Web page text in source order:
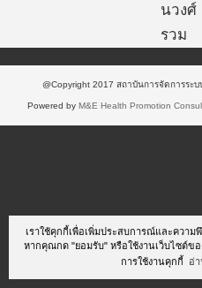
เราใช้คุกกี้เพื่อเพิ่มประสบการณ์และความ
หากคุณกด "ยอมรับ" หรือใช้งานเว็บไซต์ข
การใช้งานคุกกี้
อ่
นวงศ์
รวม
@Copyright 2017 สถาบันการจัดการร
Powered by M&E Health Promotion